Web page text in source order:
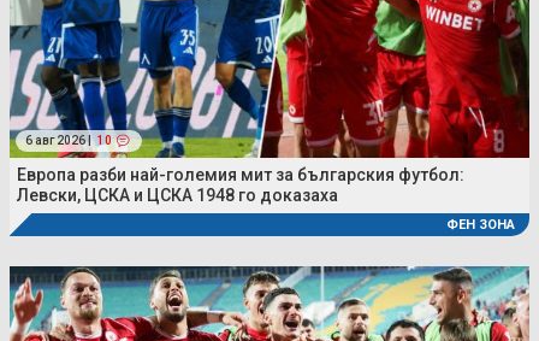
6 авг 2026 | 10
Европа разби най-големия мит за българския футбол:
Левски, ЦСКА и ЦСКА 1948 го доказаха
ФЕН ЗОНА